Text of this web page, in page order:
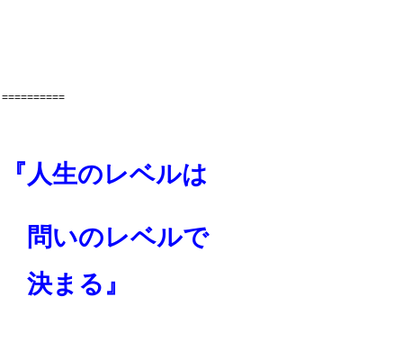
==========
『人生のレベルは
問いのレベルで
決まる』